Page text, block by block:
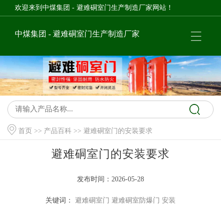
欢迎来到中煤集团 - 避难硐室门生产制造厂家网站！
中煤集团 - 避难硐室门生产制造厂家
首页 >> 产品百科 >> 避难硐室门的安装要求
避难硐室门的安装要求
发布时间：2026-05-28
关键词： 避难硐室门 避难硐室防爆门 安装